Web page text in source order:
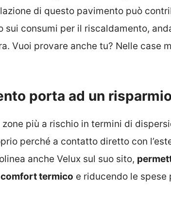
di questo pavimento può
sui consumi per il riscaldamento,
Vuoi provare anche tu? Nelle case
porta ad un
più a rischio in termini di
perché a contatto diretto con
anche Velux sul suo sito,
comfort termico e riducendo le spese